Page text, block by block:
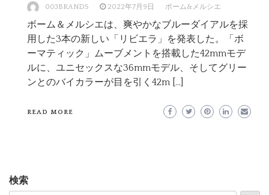
003BRANDS 2022年7月9日 ボーム&メルシエ
ボーム＆メルシエは、爽やかなブルーダイアルを採
用した3本の新しい「リビエラ」を発表した。「ボ
ーマティック」ムーブメントを搭載した42mmモデ
ルに、ユニセックスな36mmモデル、そしてグリー
ンとのバイカラーが目を引く42m […]
READ MORE
検索